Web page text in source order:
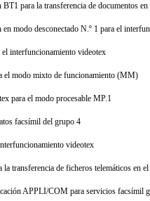
para la transferencia de documentos
modo desconectado N.º 1 para el
interfuncionamiento videotex
el modo mixto de funcionamiento (MM)
para el modo procesable MP.1
facsímil del grupo 4
videotex
la transferencia de ficheros telemáticos en
APPLI/COM para servicios